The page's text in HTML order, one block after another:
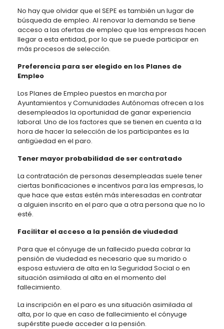
No hay que olvidar que el SEPE es también un lugar de
búsqueda de empleo. Al renovar la demanda se tiene
acceso a las ofertas de empleo que las empresas hacen
llegar a esta entidad, por lo que se puede participar en
más procesos de selección.
Preferencia para ser elegido en los Planes de
Empleo
Los Planes de Empleo puestos en marcha por
Ayuntamientos y Comunidades Autónomas ofrecen a los
desempleados la oportunidad de ganar experiencia
laboral. Uno de los factores que se tienen en cuenta a la
hora de hacer la selección de los participantes es la
antigüedad en el paro.
Tener mayor probabilidad de ser contratado
La contratación de personas desempleadas suele tener
ciertas bonificaciones e incentivos para las empresas, lo
que hace que estas estén más interesadas en contratar
a alguien inscrito en el paro que a otra persona que no lo
esté.
Facilitar el acceso a la pensión de viudedad
Para que el cónyuge de un fallecido pueda cobrar la
pensión de viudedad es necesario que su marido o
esposa estuviera de alta en la Seguridad Social o en
situación asimilada al alta en el momento del
fallecimiento.
La inscripción en el paro es una situación asimilada al
alta, por lo que en caso de fallecimiento el cónyuge
supérstite puede acceder a la pensión.